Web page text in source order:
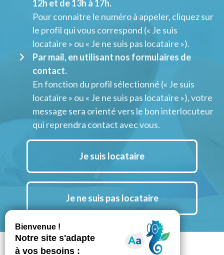
12h et de 13h à 17h.
Pour connaitre le numéro à appeler, cliquez sur
le profil qui vous correspond (« Je suis
locataire » ou « Je ne suis pas locataire »).
Par mail, en utilisant nos formulaires de
contact.
En fonction du profil sélectionné (« Je suis
locataire » ou « Je ne suis pas locataire »), votre
message sera orienté vers le bon interlocuteur
qui reprendra contact avec vous.
Je suis locataire
Je ne suis pas locataire